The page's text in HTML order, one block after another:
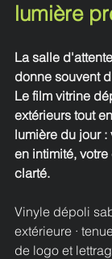
lumière
La salle
donne souvent
Le film vitrine
extérieurs tout
lumière du jour
en intimité,
clarté.
Vinyle dépoli
extérieure ·
de logo et